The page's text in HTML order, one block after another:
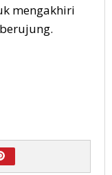
mengakhiri